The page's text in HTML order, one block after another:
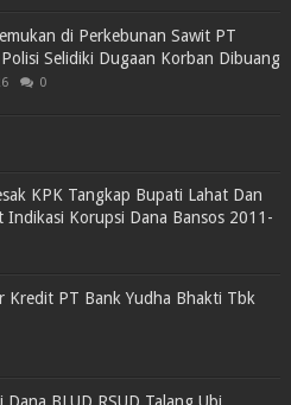
di Perkebunan Sawit PT
Selidiki Dugaan Korban Dibuang
0
KPK Tangkap Bupati Lahat Dan
Indikasi Korupsi Dana Bansos 2011-
Kredit PT Bank Yudha Bhakti Tbk